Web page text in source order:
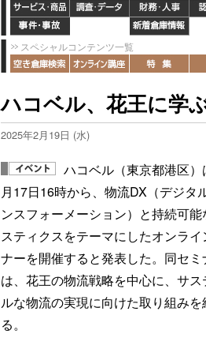
スペシャルコンテンツ一覧
ハコベル、花王に学
2025年2月19日 (水)
ハコベル（東京都港区）
月17日16時から、物流DX（デジタ
ンスフォーメーション）と持続可能
スティクスをテーマにしたオンライ
ナーを開催すると発表した。同セミ
は、花王の物流戦略を中心に、サス
ルな物流の実現に向けた取り組みを
る。